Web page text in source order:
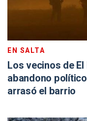
EN SALTA
Los vecinos de
abandono
arrasó el barrio